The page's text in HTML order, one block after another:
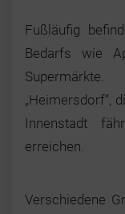
Fußläufig
Bedarfs wie
„Heimersdorf“,
Innenstadt
erreichen.
Verschiedene